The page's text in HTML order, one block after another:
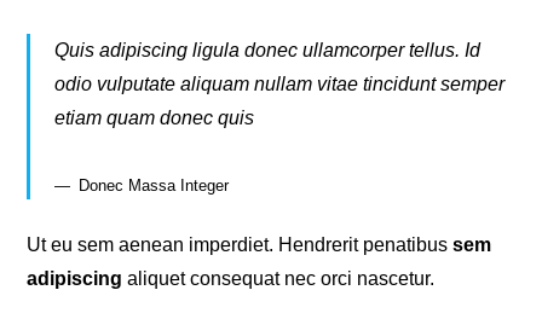
Quis adipiscing ligula donec ullamcorper tellus. Id
odio vulputate aliquam nullam vitae tincidunt semper
etiam quam donec quis
Donec Massa Integer
Ut eu sem aenean imperdiet. Hendrerit penatibussem
adipiscing aliquet consequat nec orci nascetur.